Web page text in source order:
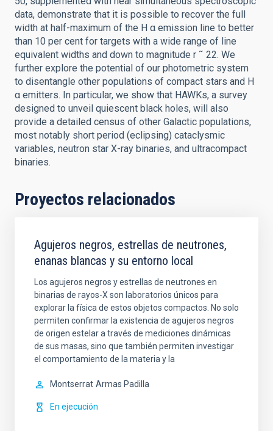
data, demonstrate that it is possible to recover the full
width at half-maximum of the H α emission line to better
than 10 per cent for targets with a wide range of line
equivalent widths and down to magnitude r ˜ 22. We
further explore the potential of our photometric system
to disentangle other populations of compact stars and H
α emitters. In particular, we show that HAWKs, a survey
designed to unveil quiescent black holes, will also
provide a detailed census of other Galactic populations,
most notably short period (eclipsing) cataclysmic
variables, neutron star X-ray binaries, and ultracompact
binaries.
Proyectos relacionados
Agujeros negros, estrellas de neutrones,
enanas blancas y su entorno local
Los agujeros negros y estrellas de neutrones en
binarias de rayos-X son laboratorios únicos para
explorar la física de estos objetos compactos. No solo
permiten confirmar la existencia de agujeros negros
de origen estelar a través de mediciones dinámicas
de sus masas, sino que también permiten investigar
el comportamiento de la materia y la
Montserrat Armas Padilla
En ejecución